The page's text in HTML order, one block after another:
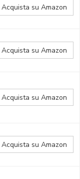
Acquista su Amazon
Acquista su Amazon
Acquista su Amazon
Acquista su Amazon